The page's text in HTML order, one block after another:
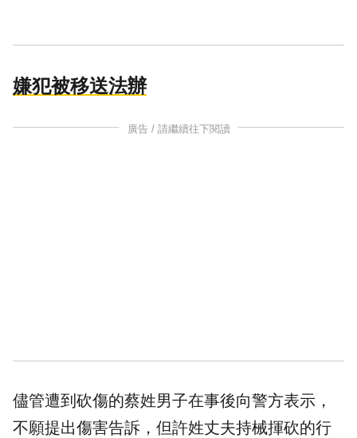
嫌犯被移送法辦
廣告 / 請繼續往下閱讀
儘管遭到砍傷的蔡姓男子在事後向警方表示，
不願提出傷害告訴，但許姓丈夫持械揮砍的行